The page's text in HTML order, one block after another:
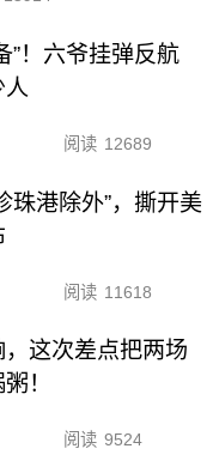
”！六爷挂弹反航
阅读 12689
珠港除外”，撕开美
阅读 11618
这次差点把两场
！
阅读 9524